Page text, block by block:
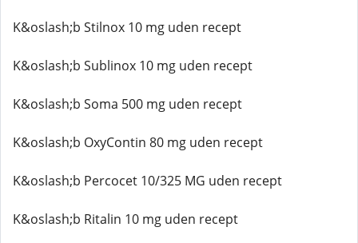
K&oslash;b Stilnox 10 mg uden recept
K&oslash;b Sublinox 10 mg uden recept
K&oslash;b Soma 500 mg uden recept
K&oslash;b OxyContin 80 mg uden recept
K&oslash;b Percocet 10/325 MG uden recept
K&oslash;b Ritalin 10 mg uden recept